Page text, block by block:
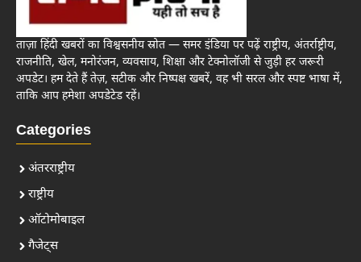
ताज़ा हिंदी खबरों का विश्वसनीय स्रोत — समर इंडिया पर पढ़ें राष्ट्रीय, अंतर्राष्ट्रीय,
राजनीति, खेल, मनोरंजन, व्यवसाय, शिक्षा और टेक्नोलॉजी से जुड़ी हर जरूरी
अपडेट। हम देते हैं तेज़, सटीक और निष्पक्ष खबरें, वह भी सरल और स्पष्ट भाषा में,
ताकि आप हमेशा अपडेटेड रहें।
Categories
अंतरराष्ट्रीय
राष्ट्रीय
ऑटोमोबाइल
गैजेट्स